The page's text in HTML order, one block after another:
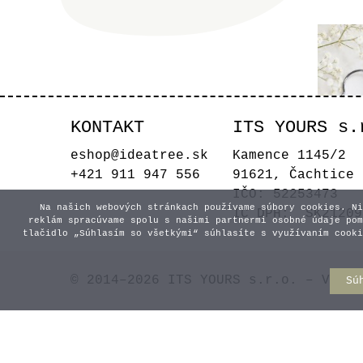
KONTAKT
eshop@ideatree.sk
+421 911 947 556
ITS YOURS
Kamence 1145/2
91621, Čachtice
IČO: 52253473
IČ DPH:
© 2014–2026 ITS YOURS s.r.o. –
Na našich webových stránkach používame súbory
reklám spracúvame spolu s našimi partnermi osobné údaje
tlačidlo „Súhlasím so všetkými“ súhlasíte s využívaním